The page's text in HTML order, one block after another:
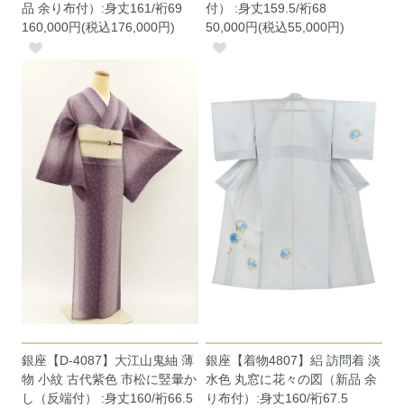
品 余り布付）:身丈161/裄69
160,000円(税込176,000円)
付） :身丈159.5/裄68
50,000円(税込55,000円)
銀座【D-4087】大江山鬼紬 薄
物 小紋 古代紫色 市松に竪暈か
し（反端付） :身丈160/裄66.5
銀座【着物4807】絽 訪問着 淡
水色 丸窓に花々の図（新品 余
り布付）:身丈160/裄67.5